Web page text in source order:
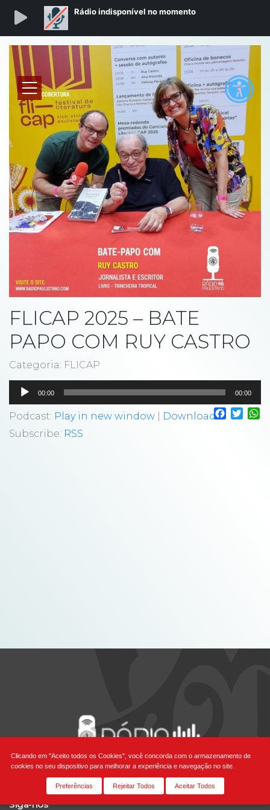
FLICAP 2025 – BATE
PAPO COM RUY CASTRO
Categoria: FLICAP
Tocador
áudio
00:00 00:00
Podcast: Play in new window
Download
Subscribe: RSS
Siga-nos
Clicando em "Aceito todos os Cookies", você concorda com o armazenamento de
cookies no seu dispositivo para melhorar a experiência e navegação no site.
Preferências Rejeitar Todos Aceitar Todos